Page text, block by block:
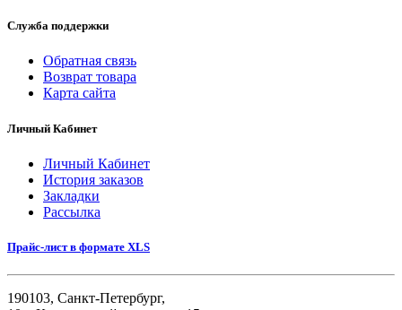
Служба поддержки
Обратная связь
Возврат товара
Карта сайта
Личный Кабинет
Личный Кабинет
История заказов
Закладки
Рассылка
Прайс-лист в формате XLS
190103, Санкт-Петербург,